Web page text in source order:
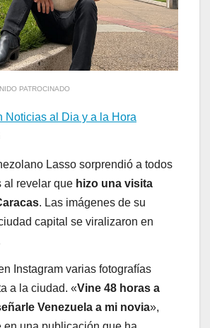
PATROCINADO
Noticias al Dia y a la Hora
Lasso sorprendió a todos
al revelar que hizo una visita
. Las imágenes de su
capital se viralizaron en
Instagram varias fotografías
a la ciudad. «Vine 48 horas a
Venezuela a mi novia»,